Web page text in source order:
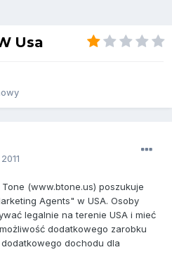
Usa
(www.btone.us) poszukuje
Agents" w USA. Osoby
legalnie na terenie USA i mieć
dodatkowego zarobku
dochodu dla